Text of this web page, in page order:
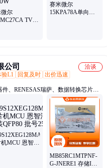
尔
TVS
赛米微尔
15KPA78A单向
公司
洽谈
验L1 回复及时 出价迅速
、RENESAS瑞萨、数据转换芯片、
科芯、接口芯片、TI德州仪器、存储芯
芯片、国产芯片
MCU 恩智浦
MB85RC1MTPNF-
G-JNERE1 存储IC